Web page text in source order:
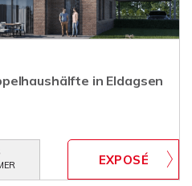
in Eldagsen